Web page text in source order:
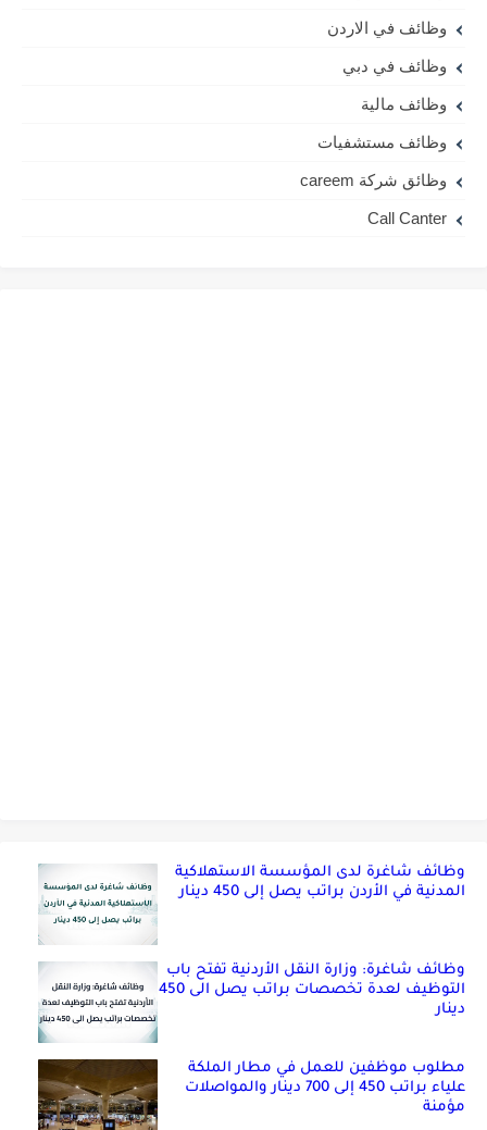
وظائف في الاردن
وظائف في دبي
وظائف مالية
وظائف مستشفيات
وظائق شركة careem
Call Canter
وظائف شاغرة لدى المؤسسة الاستهلاكية
المدنية في الأردن براتب يصل إلى 450 دينار
وظائف شاغرة: وزارة النقل الأردنية تفتح باب
التوظيف لعدة تخصصات براتب يصل الى 450
دينار
مطلوب موظفين للعمل في مطار الملكة
علياء براتب 450 إلى 700 دينار والمواصلات
مؤمنة